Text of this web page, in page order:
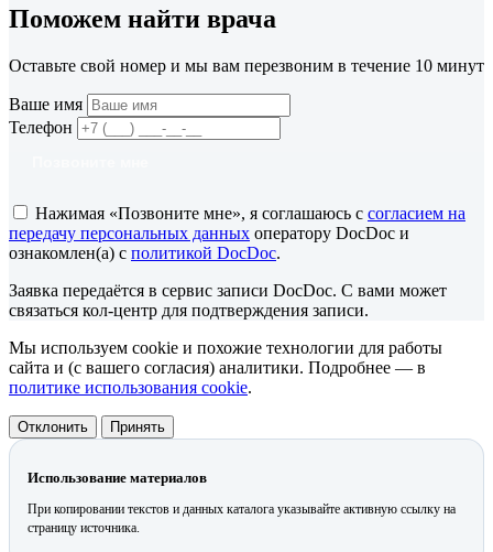
Поможем найти врача
Оставьте свой номер и мы вам перезвоним в течение 10 минут
Ваше имя
Телефон
Нажимая «Позвоните мне», я соглашаюсь с согласием на
передачу персональных данных оператору DocDoc и
ознакомлен(а) с политикой DocDoc.
Заявка передаётся в сервис записи DocDoc. С вами может
связаться кол-центр для подтверждения записи.
Мы используем cookie и похожие технологии для работы
сайта и (с вашего согласия) аналитики. Подробнее — в
политике использования cookie.
Отклонить Принять
Использование материалов
При копировании текстов и данных каталога указывайте активную ссылку на
страницу источника.